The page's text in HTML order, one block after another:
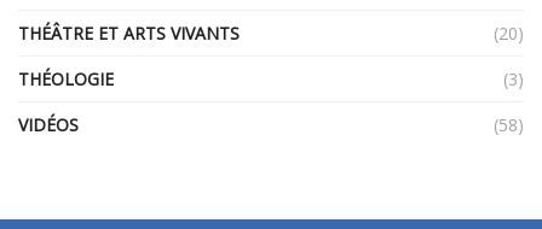
THÉÂTRE ET ARTS VIVANTS
(20)
THÉOLOGIE
(3)
VIDÉOS
(58)